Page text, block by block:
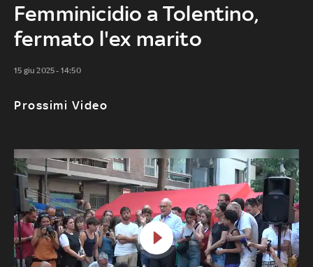
Femminicidio a Tolentino,
fermato l'ex marito
15 giu 2025 - 14:50
Prossimi Video